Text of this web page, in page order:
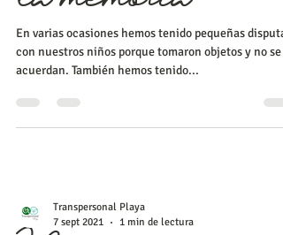
la memoria
En varias ocasiones hemos tenido pequeñas
acuerdan. También hemos tenido...